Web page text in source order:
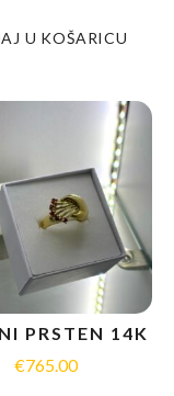
U KOŠARICU
PRSTEN 14K
€765.00